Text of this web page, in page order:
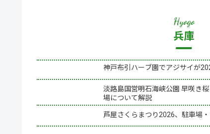
兵庫
神戸布引ハーブ園でアジサイが
淡路島国営明石海峡公園 早咲き
場について解説
芦屋さくらまつり2026、駐車場